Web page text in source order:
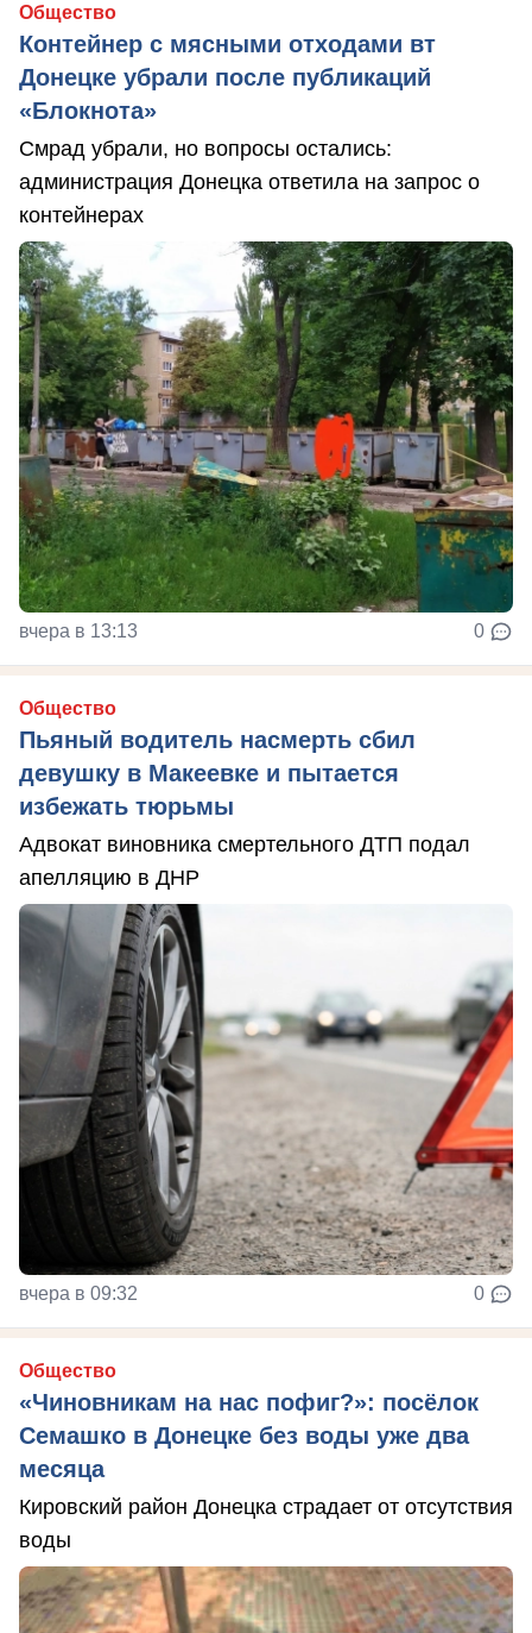
Общество
Контейнер с мясными отходами вт
Донецке убрали после публикаций
«Блокнота»
Смрад убрали, но вопросы остались:
администрация Донецка ответила на запрос о
контейнерах
вчера в 13:13 0
Общество
Пьяный водитель насмерть сбил
девушку в Макеевке и пытается
избежать тюрьмы
Адвокат виновника смертельного ДТП подал
апелляцию в ДНР
вчера в 09:32 0
Общество
«Чиновникам на нас пофиг?»: посёлок
Семашко в Донецке без воды уже два
месяца
Кировский район Донецка страдает от отсутствия
воды